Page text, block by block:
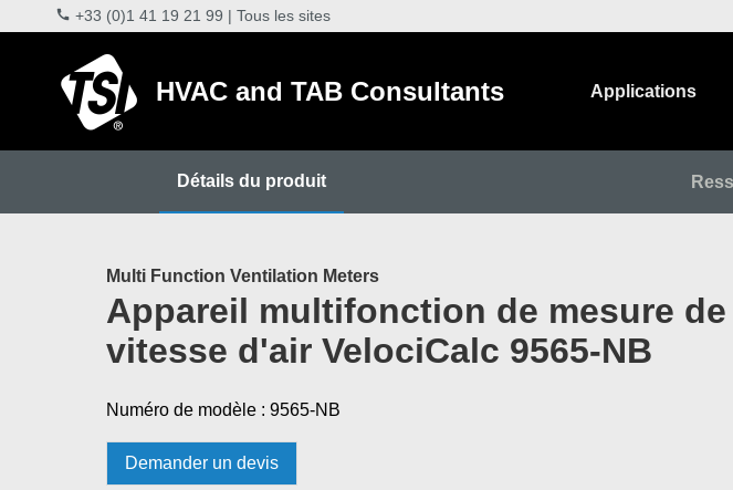
+33 (0)1 41 19 21 99 | Tous les sites
HVAC and TAB Consultants Applications
Détails du produit
Multi Function Ventilation Meters
Appareil multifonction de mesure de
vitesse d'air VelociCalc 9565-NB
Numéro de modèle : 9565-NB
Demander un devis